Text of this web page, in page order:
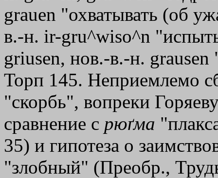
grauen "охватывать (об
в.-н. ir-gru^wiso^n
griusen, нов.-в.-н.
Торп 145. Неприемлемо
"скорбь", вопреки
сравнение с рюґма
35) и гипотеза о
"злобный" (Преобр.,